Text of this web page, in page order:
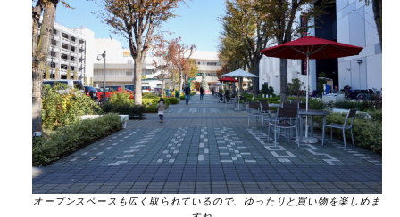
オープンスペースも広く取られているので、ゆったりと買い物を楽しめま